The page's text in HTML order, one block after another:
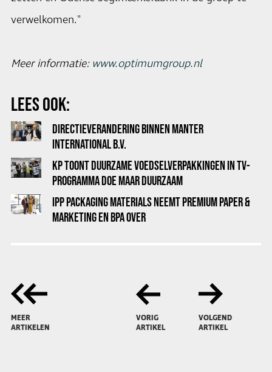
verwelkomen."
Meer informatie: www.optimumgroup.nl
LEES OOK:
DIRECTIEVERANDERING BINNEN MANTER
INTERNATIONAL B.V.
KP TOONT DUURZAME VOEDSELVERPAKKINGEN IN TV-
PROGRAMMA DOE MAAR DUURZAAM
IPP PACKAGING MATERIALS NEEMT PREMIUM PAPER &
MARKETING EN BPA OVER
MEER
ARTIKELEN
VORIG
ARTIKEL
VOLGEND
ARTIKEL